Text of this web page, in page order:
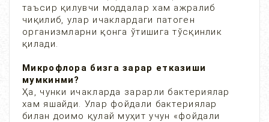
таъсир қилувчи моддалар хам ажралиб
чиқилиб, улар ичаклардаги патоген
организмларни қонга ўтишига тўсқинлик
қилади.
Микрофлора бизга зарар етказиши
мумкинми?
Ҳа, чунки ичакларда зарарли бактериялар
хам яшайди. Улар фойдали бактериялар
билан доимо қулай муҳит учун «фойдали